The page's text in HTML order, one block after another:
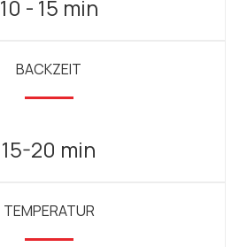
10 - 15 min
BACKZEIT
15-20 min
TEMPERATUR